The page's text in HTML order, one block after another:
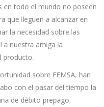
en todo el mundo no poseen
que lleguen a alcanzar en
la necesidad sobre las
a nuestra amiga la
producto.
sobre FEMSA, han
con el pasar del tiempo la
de débito prepago,